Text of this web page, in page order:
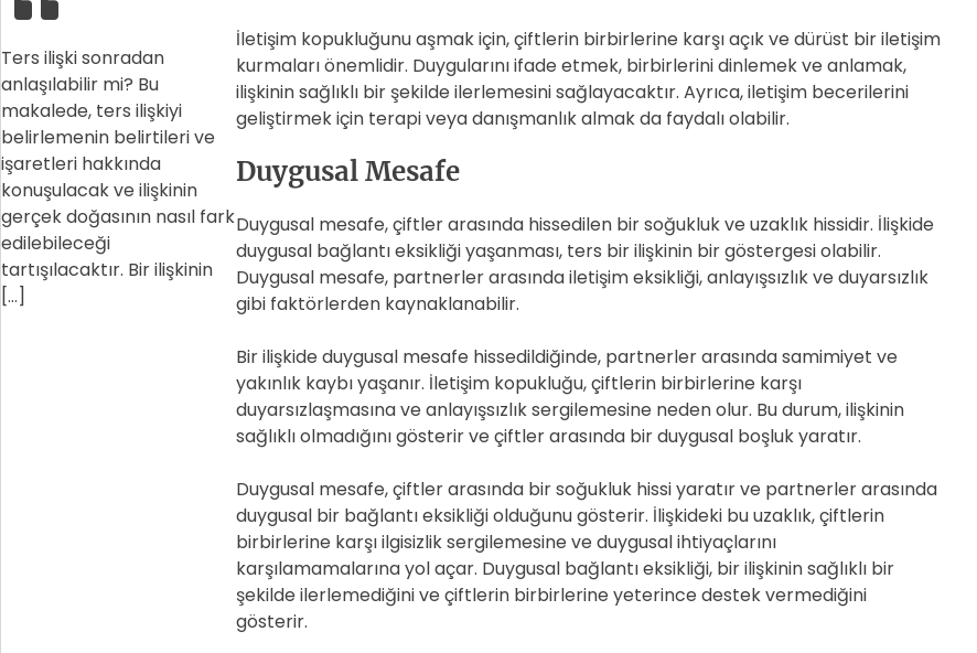
Ters ilişki sonradan
anlaşılabilir mi? Bu
makalede, ters ilişkiyi
belirlemenin belirtileri ve
işaretleri hakkında
konuşulacak ve ilişkinin
gerçek doğasının nasıl fark
edilebileceği
tartışılacaktır. Bir ilişkinin
[…]
İletişim kopukluğunu aşmak için, çiftlerin birbirlerine karşı açık ve dürüst bir iletişim
kurmaları önemlidir. Duygularını ifade etmek, birbirlerini dinlemek ve anlamak,
ilişkinin sağlıklı bir şekilde ilerlemesini sağlayacaktır. Ayrıca, iletişim becerilerini
geliştirmek için terapi veya danışmanlık almak da faydalı olabilir.
Duygusal Mesafe
Duygusal mesafe, çiftler arasında hissedilen bir soğukluk ve uzaklık hissidir. İlişkide
duygusal bağlantı eksikliği yaşanması, ters bir ilişkinin bir göstergesi olabilir.
Duygusal mesafe, partnerler arasında iletişim eksikliği, anlayışsızlık ve duyarsızlık
gibi faktörlerden kaynaklanabilir.
Bir ilişkide duygusal mesafe hissedildiğinde, partnerler arasında samimiyet ve
yakınlık kaybı yaşanır. İletişim kopukluğu, çiftlerin birbirlerine karşı
duyarsızlaşmasına ve anlayışsızlık sergilemesine neden olur. Bu durum, ilişkinin
sağlıklı olmadığını gösterir ve çiftler arasında bir duygusal boşluk yaratır.
Duygusal mesafe, çiftler arasında bir soğukluk hissi yaratır ve partnerler arasında
duygusal bir bağlantı eksikliği olduğunu gösterir. İlişkideki bu uzaklık, çiftlerin
birbirlerine karşı ilgisizlik sergilemesine ve duygusal ihtiyaçlarını
karşılamamalarına yol açar. Duygusal bağlantı eksikliği, bir ilişkinin sağlıklı bir
şekilde ilerlemediğini ve çiftlerin birbirlerine yeterince destek vermediğini
gösterir.